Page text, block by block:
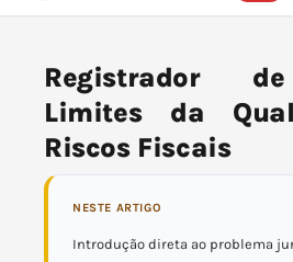
Registrador
Limites da
Riscos Fiscais
NESTE ARTIGO
Introdução direta ao problema